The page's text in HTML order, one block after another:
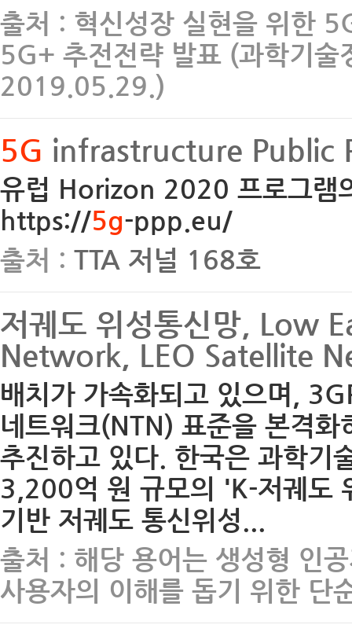
출처 : 혁신성장 실현을 위한
5G+ 추전전략 발표 (과학기
2019.05.29.)
5G infrastructure Public
유럽 Horizon 2020 프로그램
https://5g-ppp.eu/
출처 : TTA 저널 168호
저궤도 위성통신망, Low
Network, LEO Satellite
배치가 가속화되고 있으며,
네트워크(NTN) 표준을 본격
추진하고 있다. 한국은 과학기
3,200억 원 규모의 'K-저궤도
기반 저궤도 통신위성...
출처 : 해당 용어는 생성형 인
사용자의 이해를 돕기 위한 단